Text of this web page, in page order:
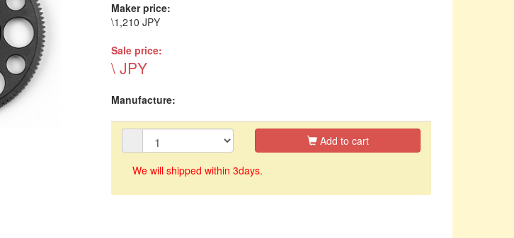
Maker price:
\1,210 JPY
Sale price:
\ JPY
Manufacture:
Add to cart
We will shipped within 3days.